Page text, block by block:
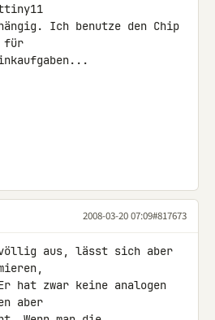
Ich benutze den Chip
für
2008-03-20 07:09#817673
aus, lässt sich aber
hat zwar keine analogen
aber